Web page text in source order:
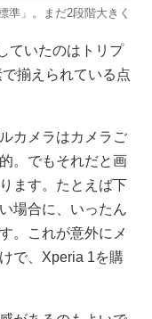
準」。まだ2段階大きく
ていたのはトリプ
揃えられている点
カメラはカメラご
。でもそれだと画
ます。たとえば下
場合に、いったん
。これが意外にメ
で、Xperia 1を購